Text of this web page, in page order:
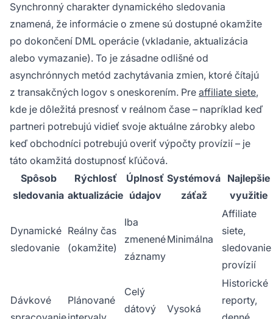
Synchronný charakter dynamického sledovania
znamená, že informácie o zmene sú dostupné okamžite
po dokončení DML operácie (vkladanie, aktualizácia
alebo vymazanie). To je zásadne odlišné od
asynchrónnych metód zachytávania zmien, ktoré čítajú
z transakčných logov s oneskorením. Pre affiliate siete,
kde je dôležitá presnosť v reálnom čase – napríklad keď
partneri potrebujú vidieť svoje aktuálne zárobky alebo
keď obchodníci potrebujú overiť výpočty provízií – je
táto okamžitá dostupnosť kľúčová.
Spôsob
sledovania
Rýchlosť
aktualizácie
Úplnosť
údajov
Systémová
záťaž
Najlepšie
využitie
Dynamické
sledovanie
Reálny čas
(okamžite)
Iba
zmenené
záznamy
Minimálna
Affiliate
siete,
sledovanie
provízií
Dávkové
Plánované
Celý
dátový
Vysoká
Historické
reporty,